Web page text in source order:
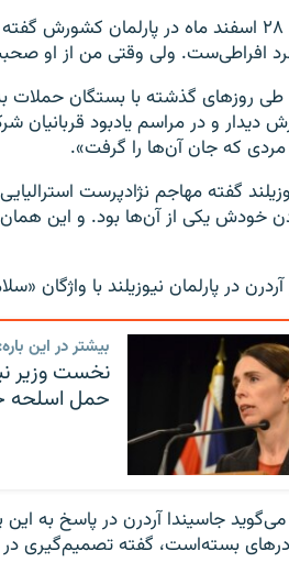
جاسیندا آردرن ۲۸ اسفند ماه در
افراطی‌ست. ولی وقتی من از او
طی روزهای گذشته با بستگان
و در مراسم یادبود قربانیان
مردی که جان آن‌ها را گرفت».
گفته مهاجم نژادپرست
خودش یکی از آن‌ها بود. و این
در پارلمان نیوزیلند با واژگان
بیشتر در این باره:
نخست وزیر
حمل اسلحه
جاسیندا آردرن در پاسخ به
بسته‌است، گفته تصمیم‌گیری در